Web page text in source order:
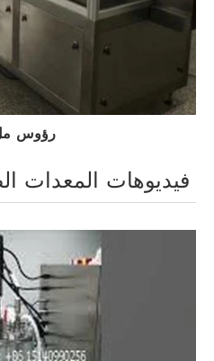
3 رؤوس
فيديوهات المعدات